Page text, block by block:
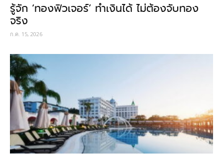
รู้จัก ‘ทองฟิวเจอร์’ ทำเงินได้ ไม่ต้องจับทอง
จริง
ก.ค. 15, 2026